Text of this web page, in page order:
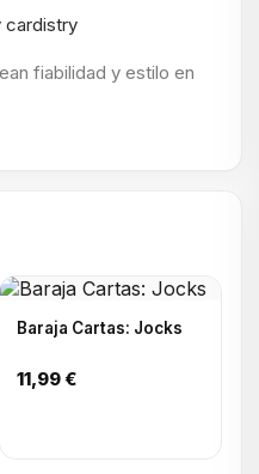
cardistry
fiabilidad y estilo en
Baraja Cartas: Jocks
11,99 €